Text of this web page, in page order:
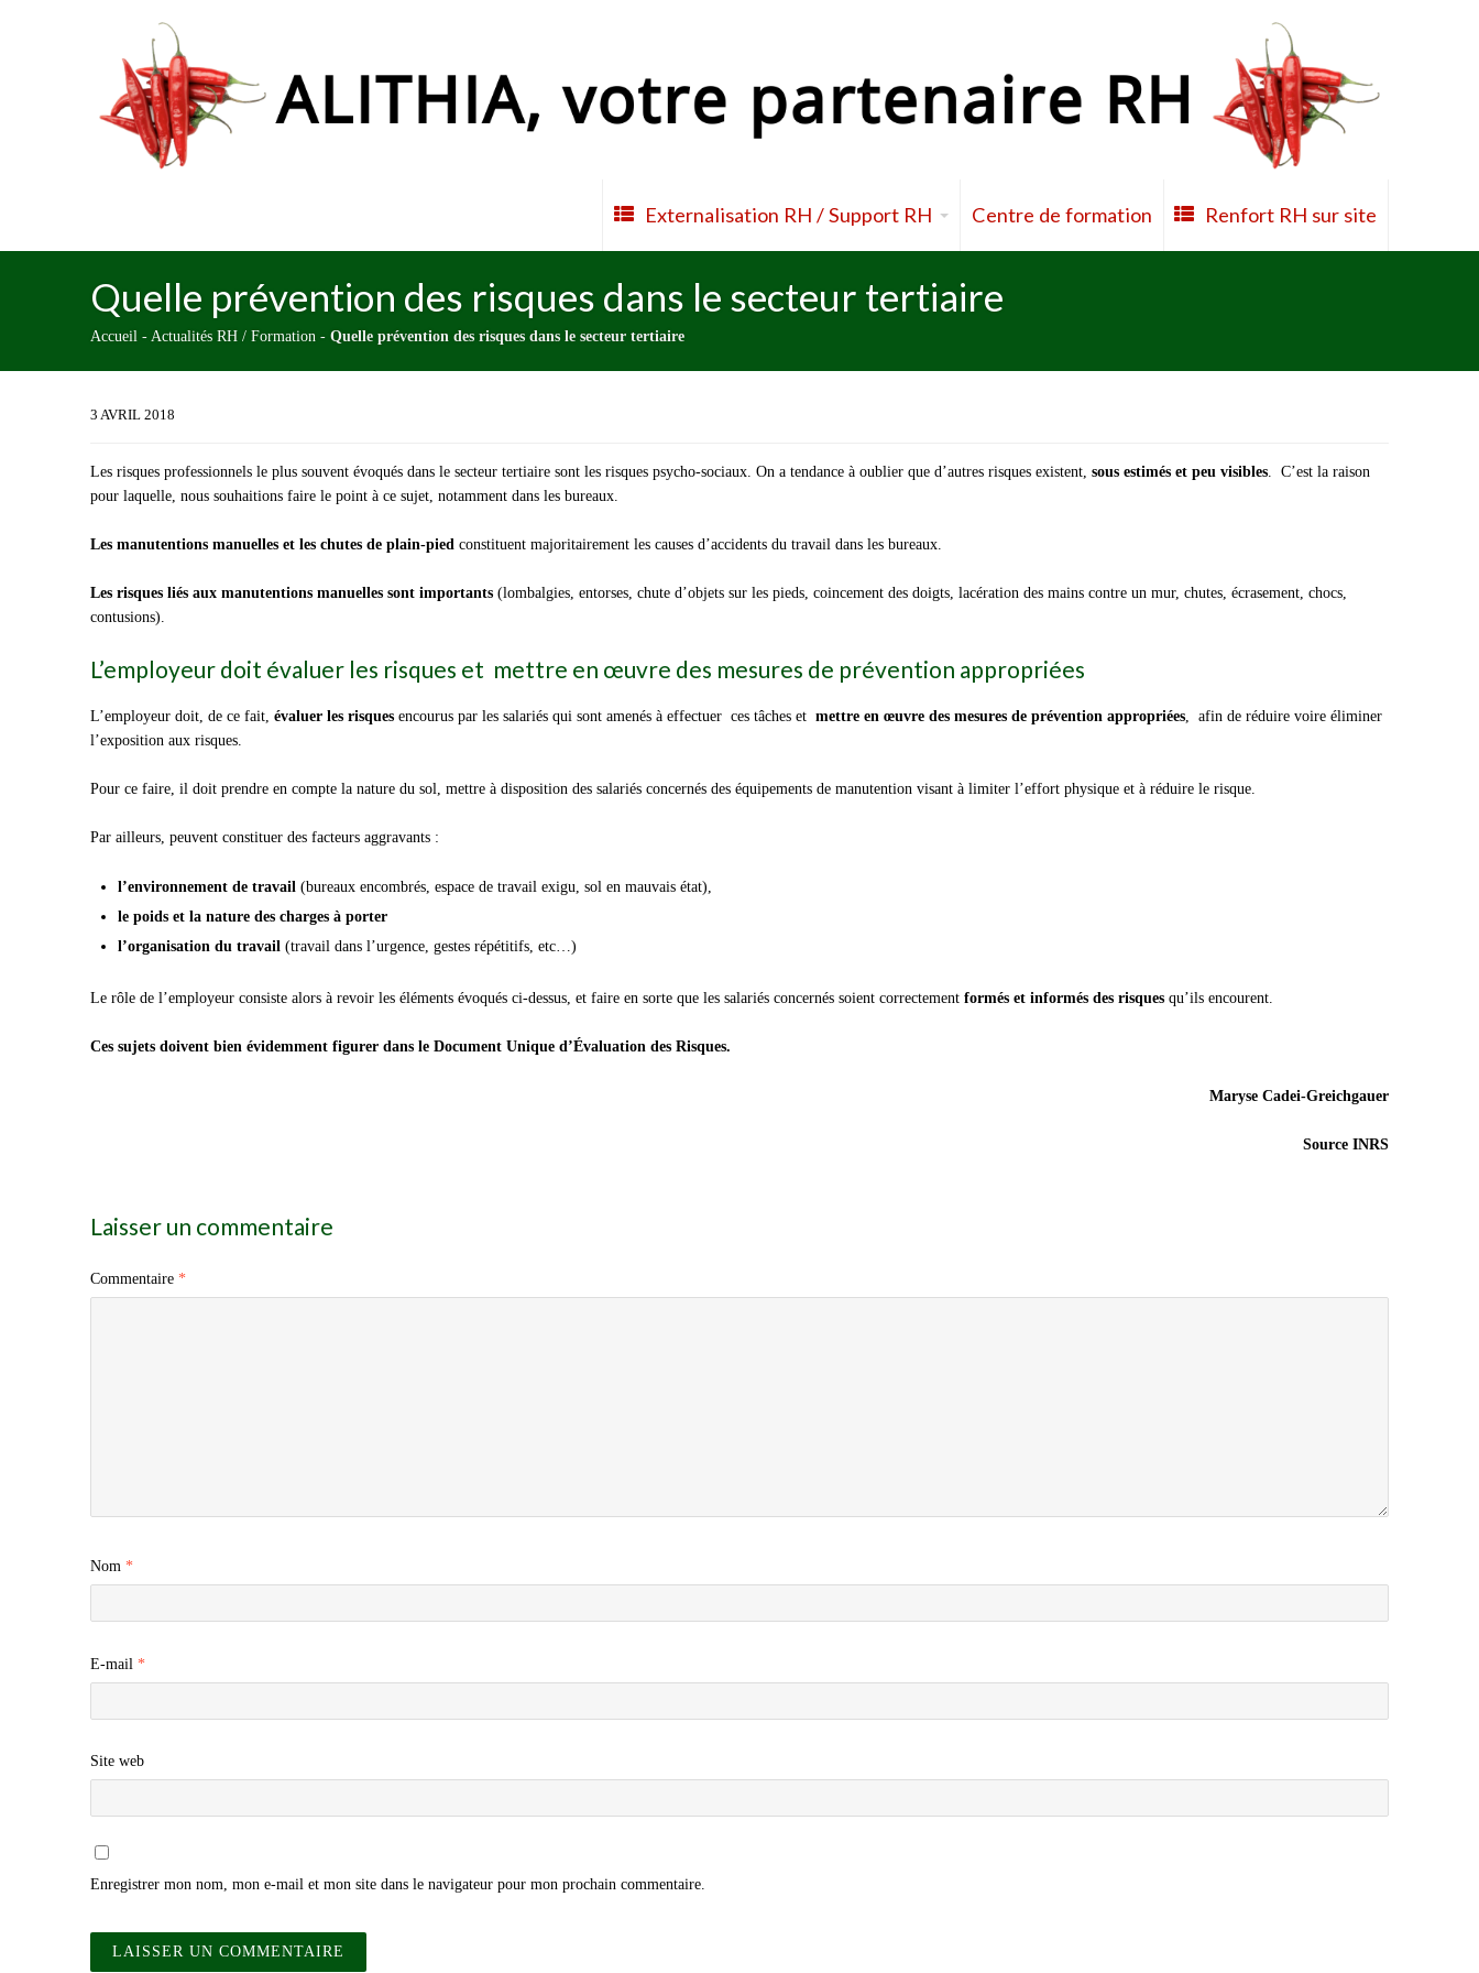
 Externalisation RH / Support RH Centre de formation  Renfort RH sur site
Quelle prévention des risques dans le secteur tertiaire
Accueil - Actualités RH / Formation - Quelle prévention des risques dans le secteur tertiaire
3 AVRIL 2018
Les risques professionnels le plus souvent évoqués dans le secteur tertiaire sont les risques psycho-sociaux. On a tendance à oublier que d’autres risques existent, sous estimés et peu visibles . C’est la raison
pour laquelle, nous souhaitions faire le point à ce sujet, notamment dans les bureaux.
Les manutentions manuelles et les chutes de plain-pied constituent majoritairement les causes d’accidents du travail dans les bureaux.
Les risques liés aux manutentions manuelles sont importants (lombalgies, entorses, chute d’objets sur les pieds, coincement des doigts, lacération des mains contre un mur, chutes, écrasement, chocs,
contusions).
L’employeur doit évaluer les risques et mettre en œuvre des mesures de prévention appropriées
L’employeur doit, de ce fait, évaluer les risques encourus par les salariés qui sont amenés à effectuer ces tâches et mettre en œuvre des mesures de prévention appropriées , afin de réduire voire éliminer
l’exposition aux risques.
Pour ce faire, il doit prendre en compte la nature du sol, mettre à disposition des salariés concernés des équipements de manutention visant à limiter l’effort physique et à réduire le risque.
Par ailleurs, peuvent constituer des facteurs aggravants :
l’environnement de travail (bureaux encombrés, espace de travail exigu, sol en mauvais état),
le poids et la nature des charges à porter
l’organisation du travail (travail dans l’urgence, gestes répétitifs, etc…)
Le rôle de l’employeur consiste alors à revoir les éléments évoqués ci-dessus, et faire en sorte que les salariés concernés soient correctement formés et informés des risques qu’ils encourent.
Ces sujets doivent bien évidemment figurer dans le Document Unique d’Évaluation des Risques.
Maryse Cadei-Greichgauer
Source INRS
Laisser un commentaire
Commentaire *
Nom *
E-mail *
Site web
Enregistrer mon nom, mon e-mail et mon site dans le navigateur pour mon prochain commentaire.